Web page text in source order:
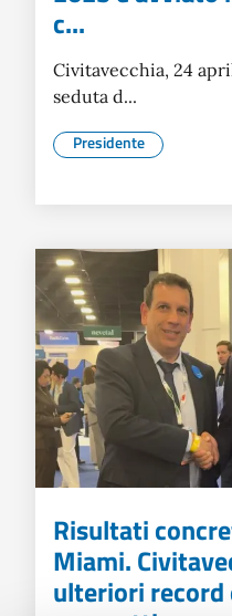
c...
Civitavecchia, 24
seduta d...
Presidente
Risultati
Miami.
ulteriori record